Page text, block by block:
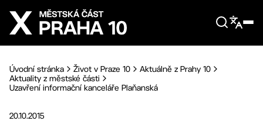
Přejít na hlavní obsah
Úvodní stránka Život v Praze 10
Aktuálně z Prahy 10
Aktuality z městské části
Uzavření informační kanceláře Plaňanská
20.10.2015